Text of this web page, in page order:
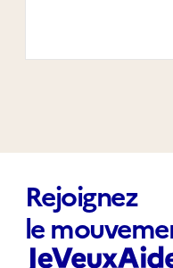
Rejoignez
le